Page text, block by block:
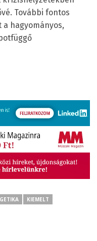
További fontos
hagyományos,
KIEMELT